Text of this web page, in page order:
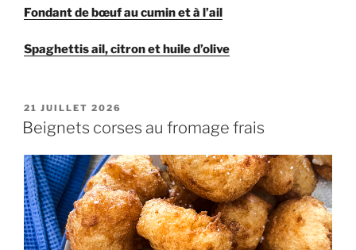
Fondant de bœuf au cumin et à l’ail
Spaghettis ail, citron et huile d’olive
PUBLIÉ
LE
21 JUILLET 2026
Beignets corses au fromage frais